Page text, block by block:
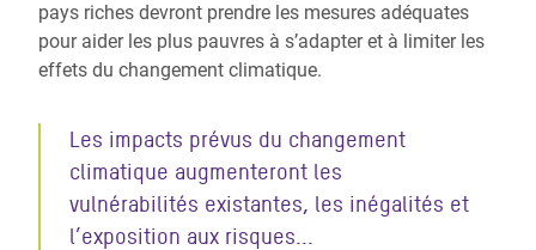
pays riches devront prendre les mesures adéquates
pour aider les plus pauvres à s’adapter et à limiter les
effets du changement climatique.
Les impacts prévus du changement
climatique augmenteront les
vulnérabilités existantes, les inégalités et
l’exposition aux risques...